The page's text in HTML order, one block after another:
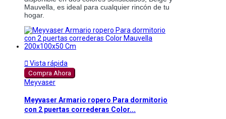
Mauvella, es ideal para cualquier rincón de tu
hogar.
 Vista rápida
Compra Ahora
Meyvaser
Meyvaser Armario ropero Para dormitorio
con 2 puertas correderas Color...